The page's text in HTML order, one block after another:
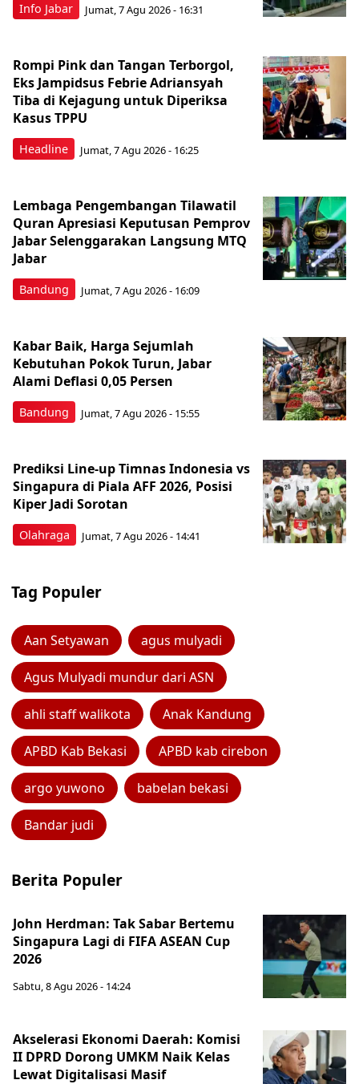
Info Jabar Jumat, 7 Agu 2026 - 16:31
Headline
Rompi Pink dan Tangan Terborgol,
Eks Jampidsus Febrie Adriansyah
Tiba di Kejagung untuk Diperiksa
Kasus TPPU
Jumat, 7 Agu 2026 - 16:25
Bandung
Lembaga Pengembangan Tilawatil
Quran Apresiasi Keputusan Pemprov
Jabar Selenggarakan Langsung MTQ
Jabar
Jumat, 7 Agu 2026 - 16:09
Bandung
Kabar Baik, Harga Sejumlah
Kebutuhan Pokok Turun, Jabar
Alami Deflasi 0,05 Persen
Jumat, 7 Agu 2026 - 15:55
Olahraga
Prediksi Line-up Timnas Indonesia vs
Singapura di Piala AFF 2026, Posisi
Kiper Jadi Sorotan
Jumat, 7 Agu 2026 - 14:41
Tag Populer
Aan Setyawan agus mulyadi
Agus Mulyadi mundur dari ASN
ahli staff walikota Anak Kandung
APBD Kab Bekasi APBD kab cirebon
argo yuwono babelan bekasi
Bandar judi
Berita Populer
John Herdman: Tak Sabar Bertemu
Singapura Lagi di FIFA ASEAN Cup
2026
Sabtu, 8 Agu 2026 - 14:24
Akselerasi Ekonomi Daerah: Komisi
II DPRD Dorong UMKM Naik Kelas
Lewat Digitalisasi Masif